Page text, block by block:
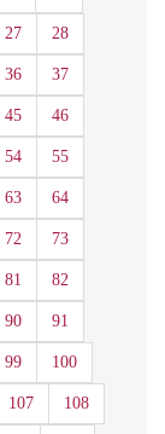
27 28
36 37
45 46
54 55
63 64
72 73
81 82
90 91
99 100
107 108